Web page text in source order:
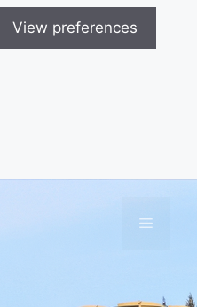
View preferences